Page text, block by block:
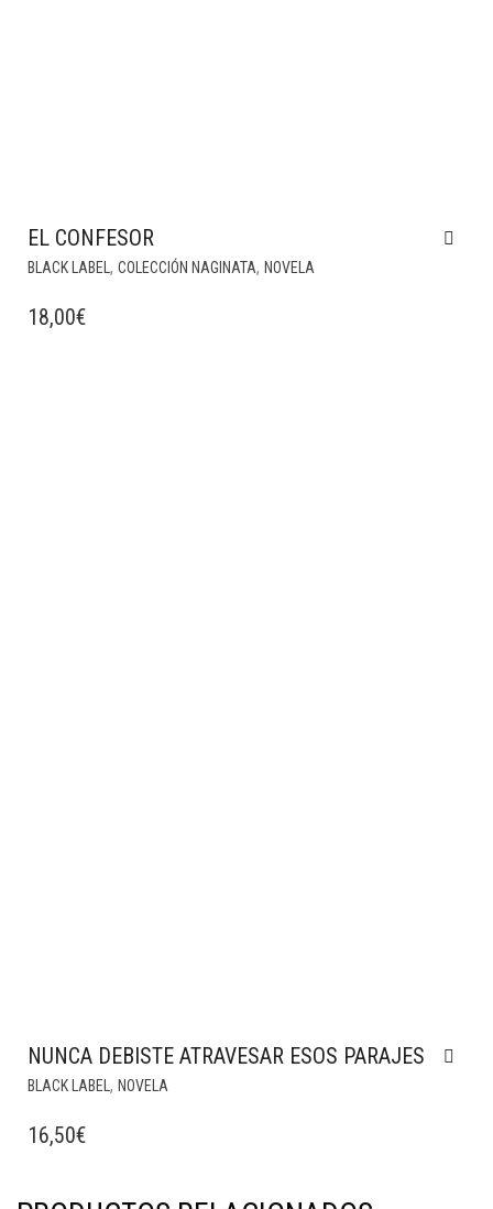
EL CONFESOR
BLACK LABEL , COLECCIÓN NAGINATA, NOVELA
18,00€
NUNCA DEBISTE ATRAVESAR ESOS PARAJES
BLACK LABEL , NOVELA
16,50€